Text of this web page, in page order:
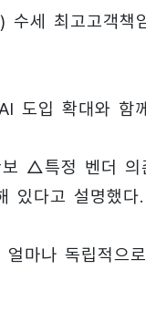
세 최고고객책
도입 확대와 함
△특정 벤더
있다고 설명했다.
마나 독립적으